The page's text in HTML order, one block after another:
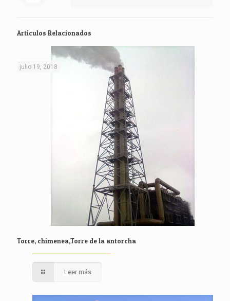
Artículos Relacionados
julio 19, 2018
Torre, chimenea,Torre de la antorcha
Leer más